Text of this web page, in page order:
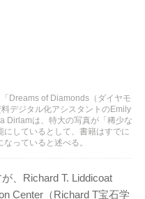
Dreams of Diamonds（ダイヤモ
デジタル化アシスタントのEmily
Dirlamは、特大の写真が「稀少な
しているとして、書籍はすでに
っていると述べる。
、Richard T. Liddicoat
Center（Richard T宝石学